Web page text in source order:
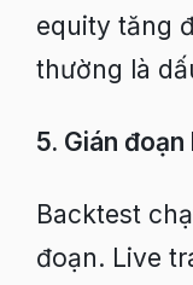
equity tăng
thường là
5. Gián
Backtest
đoạn. Live